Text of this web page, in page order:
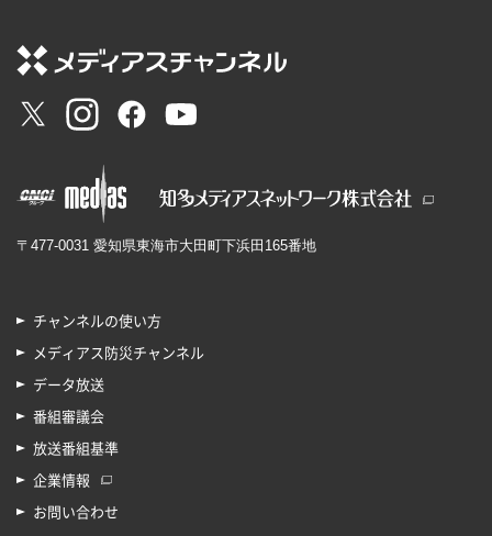
〒477-0031 愛知県東海市大田町下浜田165番地
チャンネルの使い方
メディアス防災チャンネル
データ放送
番組審議会
放送番組基準
企業情報
お問い合わせ